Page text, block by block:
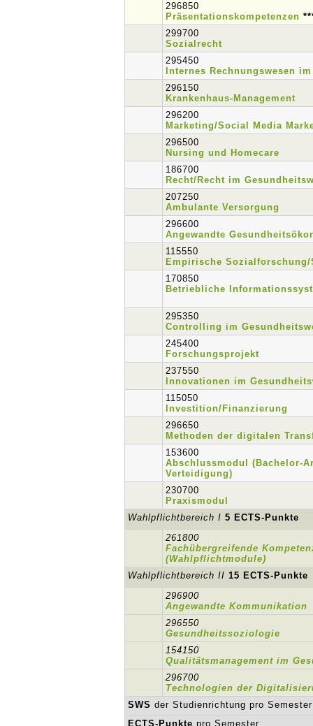
296850
Präsentationskompetenzen
299700
Sozialrecht
295450
Internes Rechnungswesen
296150
Krankenhaus-Management
296200
Marketing/Social Media
296500
Nursing und Homecare
186700
Recht/Recht im
207250
Ambulante Versorgung
296600
Angewandte
115550
Empirische
170850
Betriebliche
295350
Controlling im
245400
Forschungsprojekt
237550
Innovationen im
115050
Investition/Finanzierung
296650
Methoden der digitalen
153600
Abschlussmodul (Bachelor-
Verteidigung)
230700
Praxismodul
Wahlpflichtbereich I5 ECTS-Punkte
261800
Fachübergreifende
(Wahlpflichtmodule)
Wahlpflichtbereich II 15 ECTS-Punkte
296900
Angewandte Kommunikation
296550
Gesundheitssoziologie
154150
Qualitätsmanagement im
296700
Technologien der
SWS der Studienrichtung pro Semester
ECTS-Punktepro Semester